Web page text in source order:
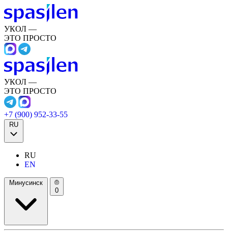
УКОЛ —
ЭТО ПРОСТО
УКОЛ —
ЭТО ПРОСТО
+7 (900) 952-33-55
RU
RU
EN
Минусинск
0